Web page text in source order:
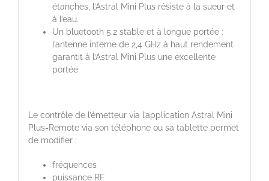
étanches, l’Astral Mini Plus résiste à la sueur et
à l’eau.
Un bluetooth 5.2 stable et à longue portée :
l’antenne interne de 2,4 GHz à haut rendement
garantit à l’Astral Mini Plus une excellente
portée.
Le contrôle de l’émetteur via l’application Astral Mini
Plus-Remote via son téléphone ou sa tablette permet
de modifier :
fréquences
puissance RF